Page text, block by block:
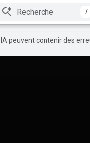
/
peuvent contenir des